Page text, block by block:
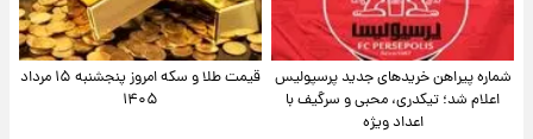
شماره پیراهن خریدهای جدید پرسپولیس
اعلام شد؛ تیکدری، محبی و سرگیف با
اعداد ویژه
قیمت طلا و سکه امروز پنجشنبه ۱۵ مرداد
۱۴۰۵